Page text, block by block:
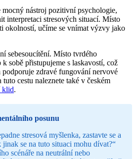
nástroj pozitivní psychologie,
interpretaci stresových situací. Místo
okolností, učíme se vnímat výzvy jako
sebesoucítění. Místo tvrdého
sobě přistupujeme s laskavostí, což
zdravé fungování nervové
cestu naleznete také v českém
klid.
posunu
stresová myšlenka, zastavte se a
jinak se na tuto situaci mohu dívat?“
scénáře na neutrální nebo